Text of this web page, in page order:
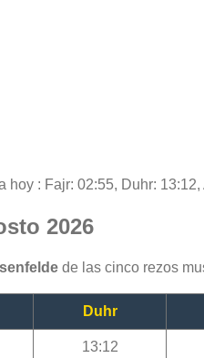
: Fajr: 02:55, Duhr:
2026
de las cinco rezos
Duhr
13:12